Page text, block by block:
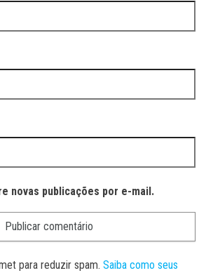
novas publicações por e-mail.
para reduzir spam. Saiba como seus